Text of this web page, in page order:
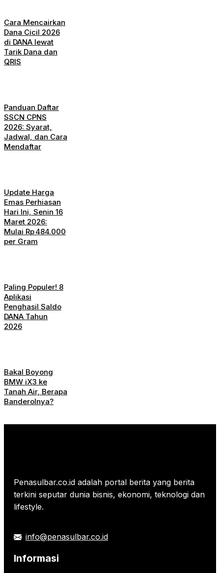
Cara Mencairkan
Dana Cicil 2026
di DANA lewat
Tarik Dana dan
QRIS
Panduan Daftar
SSCN CPNS
2026: Syarat,
Jadwal, dan Cara
Mendaftar
Update Harga
Emas Perhiasan
Hari Ini, Senin 16
Maret 2026:
Mulai Rp 484.000
per Gram
Paling Populer! 8
Aplikasi
Penghasil Saldo
DANA Tahun
2026
Bakal Boyong
BMW iX3 ke
Tanah Air, Berapa
Banderolnya?
Penasulbar.co.id adalah portal berita yang berita
terkini seputar dunia bisnis, ekonomi, teknologi dan
lifestyle.
info@penasulbar.co.id
Informasi